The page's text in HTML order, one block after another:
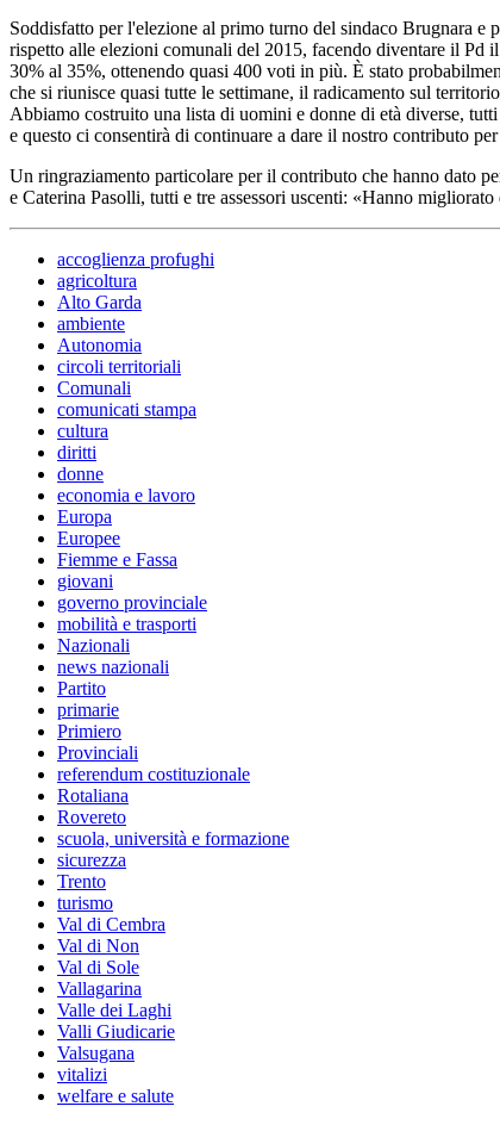
Soddisfatto per l'elezione al primo turno del sindaco Brugnara
rispetto alle elezioni comunali del 2015, facendo diventare il
30% al 35%, ottenendo quasi 400 voti in più. È stato
che si riunisce quasi tutte le settimane, il radicamento sul
Abbiamo costruito una lista di uomini e donne di età diverse,
e questo ci consentirà di continuare a dare il nostro contributo
Un ringraziamento particolare per il contributo che hanno dato
e Caterina Pasolli, tutti e tre assessori uscenti: «Hanno
accoglienza profughi
agricoltura
Alto Garda
ambiente
Autonomia
circoli territoriali
Comunali
comunicati stampa
cultura
diritti
donne
economia e lavoro
Europa
Europee
Fiemme e Fassa
giovani
governo provinciale
mobilità e trasporti
Nazionali
news nazionali
Partito
primarie
Primiero
Provinciali
referendum costituzionale
Rotaliana
Rovereto
scuola, università e formazione
sicurezza
Trento
turismo
Val di Cembra
Val di Non
Val di Sole
Vallagarina
Valle dei Laghi
Valli Giudicarie
Valsugana
vitalizi
welfare e salute